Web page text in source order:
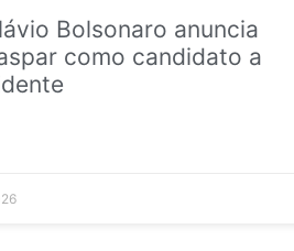
Bolsonaro anuncia
como candidato a